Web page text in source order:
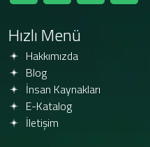
Hızlı Menü
Hakkımızda
Blog
İnsan Kaynakları
E-Katalog
İletişim